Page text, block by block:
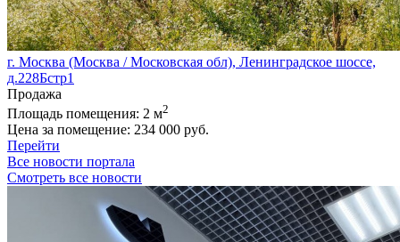
г. Москва (Москва / Московская обл), Ленинградское шоссе,
д.228Бстр1
Продажа
Площадь помещения: 2 м2
Цена за помещение: 234 000 руб.
Перейти
Все новости портала
Смотреть все новости